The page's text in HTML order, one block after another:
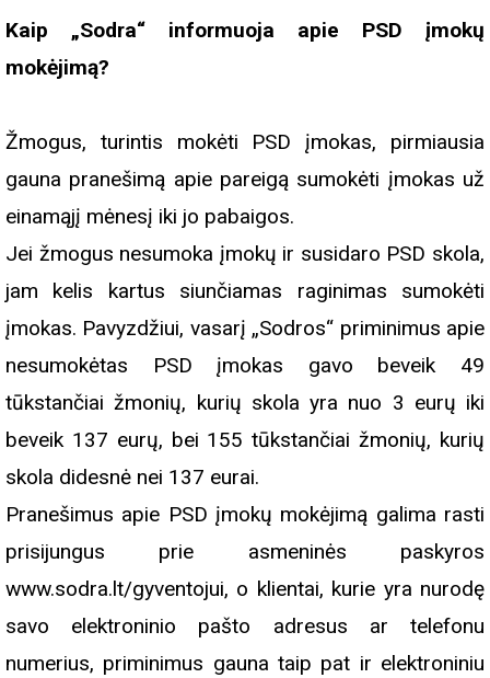
Kaip „Sodra“ informuoja apie PSD įmokų
mokėjimą?
Žmogus, turintis mokėti PSD įmokas, pirmiausia
gauna pranešimą apie pareigą sumokėti įmokas už
einamąjį mėnesį iki jo pabaigos.
Jei žmogus nesumoka įmokų ir susidaro PSD skola,
jam kelis kartus siunčiamas raginimas sumokėti
įmokas. Pavyzdžiui, vasarį „Sodros“ priminimus apie
nesumokėtas PSD įmokas gavo beveik 49
tūkstančiai žmonių, kurių skola yra nuo 3 eurų iki
beveik 137 eurų, bei 155 tūkstančiai žmonių, kurių
skola didesnė nei 137 eurai.
Pranešimus apie PSD įmokų mokėjimą galima rasti
prisijungus prie asmeninės paskyros
www.sodra.lt/gyventojui, o klientai, kurie yra nurodę
savo elektroninio pašto adresus ar telefonu
numerius, priminimus gauna taip pat ir elektroniniu